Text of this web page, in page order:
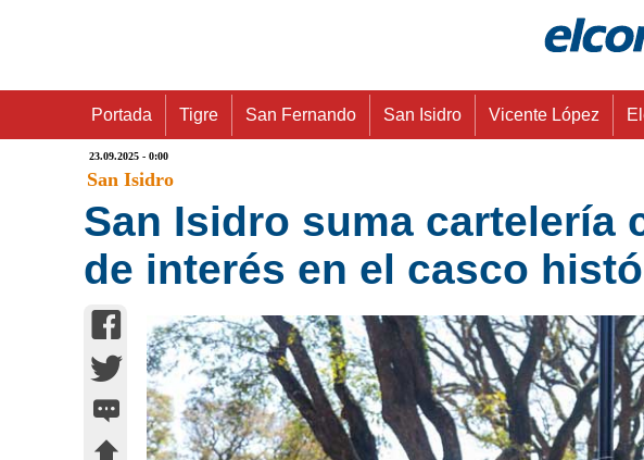
Portada Tigre San Fernando San Isidro Vicente López
23.09.2025 - 0:00
San Isidro
San Isidro suma cartelería
de interés en el casco